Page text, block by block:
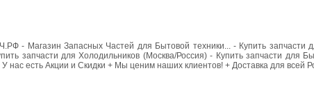
- Магазин Запасных Частей для Бытовой техники... - Купить запчасти
запчасти для Холодильников (Москва/Россия) - Купить запчасти для
есть Акции и Скидки + Мы ценим наших клиентов! + Доставка для всей